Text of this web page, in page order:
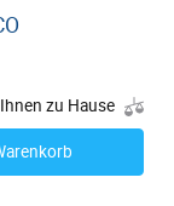
zu Hause